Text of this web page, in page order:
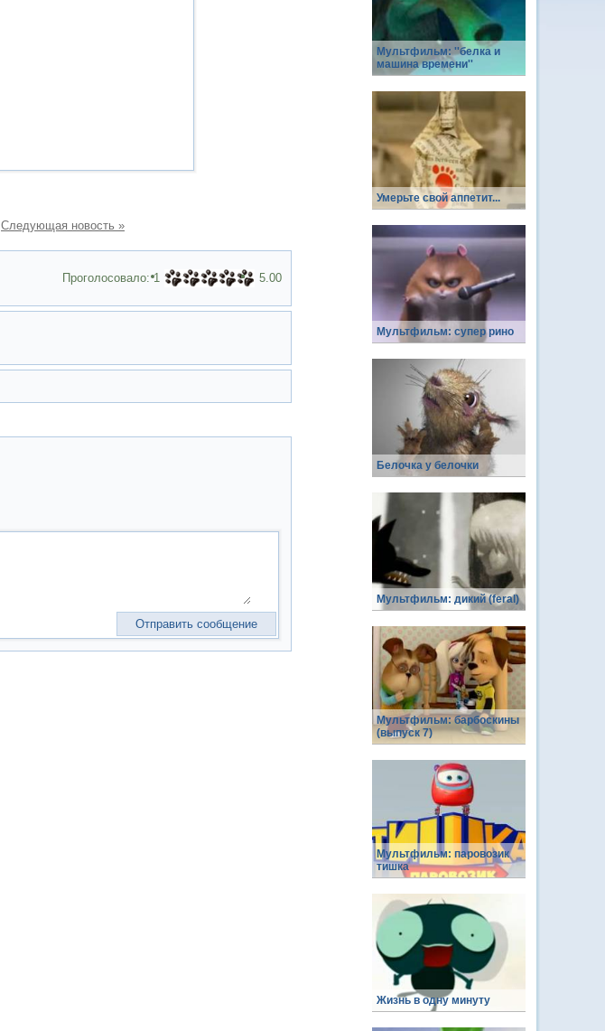
Следующая новость »
Проголосовало:1 5.00
Мультфильм: ''белка и
машина времени''
Умерьте свой аппетит...
Мультфильм: супер рино
Белочка у белочки
Мультфильм: дикий (feral)
Мультфильм: барбоскины
(выпуск 7)
Мультфильм: паровозик
тишка
Жизнь в одну минуту